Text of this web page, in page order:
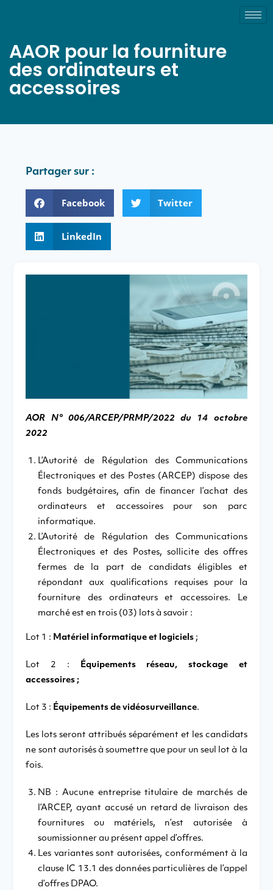
AAOR pour la fourniture
des ordinateurs et
accessoires
Partager sur :
Facebook Twitter
LinkedIn
AOR N° 006/ARCEP/PRMP/2022 du 14 octobre
2022
L’Autorité de Régulation des Communications
Électroniques et des Postes (ARCEP) dispose des
fonds budgétaires, afin de financer l’achat des
ordinateurs et accessoires pour son parc
informatique.
L’Autorité de Régulation des Communications
Électroniques et des Postes, sollicite des offres
fermes de la part de candidats éligibles et
répondant aux qualifications requises pour la
fourniture des ordinateurs et accessoires. Le
marché est en trois (03) lots à savoir :
Lot 1 : Matériel informatique et logiciels ;
Lot 2 : Équipements réseau, stockage et
accessoires ;
Lot 3 : Équipements de vidéosurveillance.
Les lots seront attribués séparément et les candidats
ne sont autorisés à soumettre que pour un seul lot à la
fois.
NB : Aucune entreprise titulaire de marchés de
l’ARCEP, ayant accusé un retard de livraison des
fournitures ou matériels, n’est autorisée à
soumissionner au présent appel d’offres.
Les variantes sont autorisées, conformément à la
clause IC 13.1 des données particulières de l’appel
d’offres DPAO.